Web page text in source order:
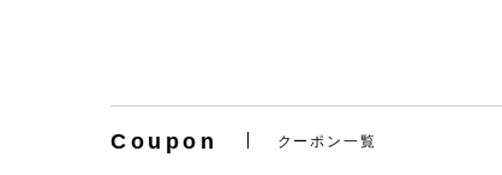
Coupon クーポン一覧